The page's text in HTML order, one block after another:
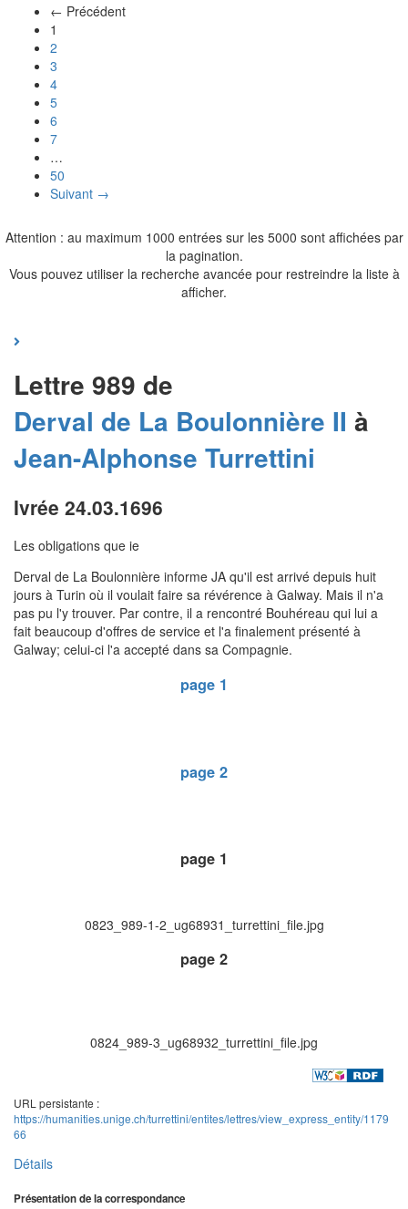
← Précédent
1
2
3
4
5
6
7
…
50
Suivant →
Attention : au maximum 1000 entrées sur les 5000 sont affichées par
la pagination.
Vous pouvez utiliser la recherche avancée pour restreindre la liste à
afficher.
Lettre 989 de
Derval de La Boulonnière II à
Jean-Alphonse Turrettini
Ivrée 24.03.1696
Les obligations que ie
Derval de La Boulonnière informe JA qu'il est arrivé depuis huit
jours à Turin où il voulait faire sa révérence à Galway. Mais il n'a
pas pu l'y trouver. Par contre, il a rencontré Bouhéreau qui lui a
fait beaucoup d'offres de service et l'a finalement présenté à
Galway; celui-ci l'a accepté dans sa Compagnie.
page 1
page 2
page 1
0823_989-1-2_ug68931_turrettini_file.jpg
page 2
0824_989-3_ug68932_turrettini_file.jpg
URL persistante :
https://humanities.unige.ch/turrettini/entites/lettres/view_express_entity/1179
66
Détails
Présentation de la correspondance